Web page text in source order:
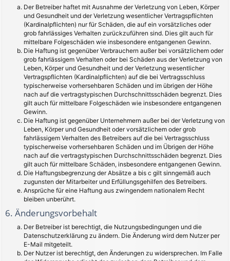
Der Betreiber haftet mit Ausnahme der Verletzung von Leben, Körper
und Gesundheit und der Verletzung wesentlicher Vertragspflichten
(Kardinalpflichten) nur für Schäden, die auf ein vorsätzliches oder
grob fahrlässiges Verhalten zurückzuführen sind. Dies gilt auch für
mittelbare Folgeschäden wie insbesondere entgangenen Gewinn.
Die Haftung ist gegenüber Verbrauchern außer bei vorsätzlichem oder
grob fahrlässigem Verhalten oder bei Schäden aus der Verletzung von
Leben, Körper und Gesundheit und der Verletzung wesentlicher
Vertragspflichten (Kardinalpflichten) auf die bei Vertragsschluss
typischerweise vorhersehbaren Schäden und im übrigen der Höhe
nach auf die vertragstypischen Durchschnittsschäden begrenzt. Dies
gilt auch für mittelbare Folgeschäden wie insbesondere entgangenen
Gewinn.
Die Haftung ist gegenüber Unternehmern außer bei der Verletzung von
Leben, Körper und Gesundheit oder vorsätzlichem oder grob
fahrlässigem Verhalten des Betreibers auf die bei Vertragsschluss
typischerweise vorhersehbaren Schäden und im Übrigen der Höhe
nach auf die vertragstypischen Durchschnittsschäden begrenzt. Dies
gilt auch für mittelbare Schäden, insbesondere entgangenen Gewinn.
Die Haftungsbegrenzung der Absätze a bis c gilt sinngemäß auch
zugunsten der Mitarbeiter und Erfüllungsgehilfen des Betreibers.
Ansprüche für eine Haftung aus zwingendem nationalem Recht
bleiben unberührt.
6. Änderungsvorbehalt
Der Betreiber ist berechtigt, die Nutzungsbedingungen und die
Datenschutzerklärung zu ändern. Die Änderung wird dem Nutzer per
E-Mail mitgeteilt.
Der Nutzer ist berechtigt, den Änderungen zu widersprechen. Im Falle